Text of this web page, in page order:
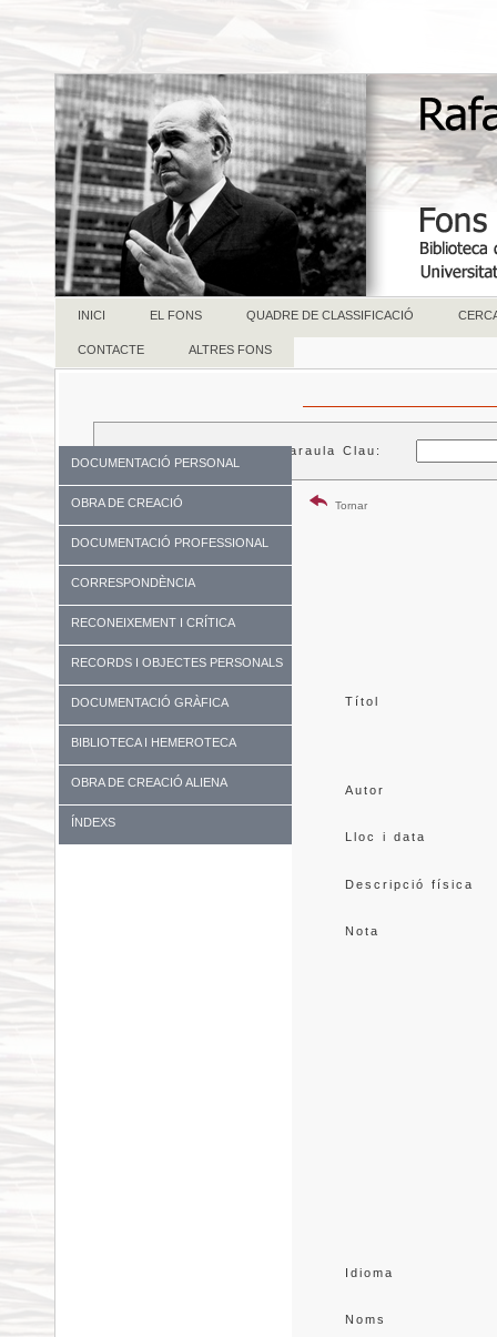
INICI EL FONS QUADRE DE CLASSIFICACIÓ
CONTACTE ALTRES FONS
DOCUMENTACIÓ PERSONAL
OBRA DE CREACIÓ
DOCUMENTACIÓ PROFESSIONAL
CORRESPONDÈNCIA
RECONEIXEMENT I CRÍTICA
RECORDS I OBJECTES PERSONALS
DOCUMENTACIÓ GRÀFICA
BIBLIOTECA I HEMEROTECA
OBRA DE CREACIÓ ALIENA
ÍNDEXS
Paraula Clau:
Tornar
Títol
Autor
Lloc i data
Descripció física
Nota
Idioma
Noms